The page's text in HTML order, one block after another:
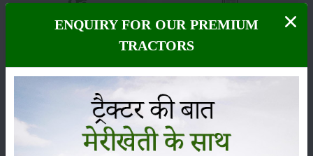
कृषि यंत्र समाचार
सम्पादकीय
ENQUIRY FOR OUR PREMIUM
TRACTORS